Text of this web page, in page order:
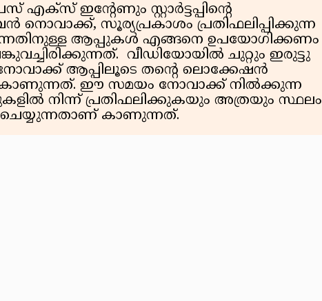
ഇന്റേണും സ്റ്റാര്‍ട്ടപ്പിന്റെ
സൂര്യപ്രകാശം പ്രതിഫലിപ്പിക്കുന്ന
ആപ്പുകള്‍ എങ്ങനെ ഉപയോഗിക്കണം
വീഡിയോയില്‍ ചുറ്റും ഇരുട്ടു
ആപ്പിലൂടെ തന്റെ ലൊക്കേഷന്‍
ഈ സമയം നോവാക്ക് നില്‍ക്കുന്ന
നിന്ന് പ്രതിഫലിക്കുകയും അത്രയും സ്ഥലം
ചെയ്യുന്നതാണ് കാണുന്നത്.